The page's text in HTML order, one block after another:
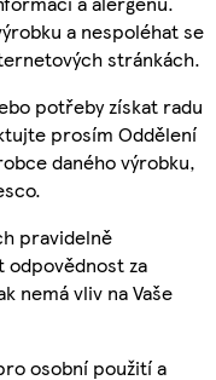
a nespoléhat se
stránkách.
potřeby získat radu
prosím Oddělení
daného výrobku,
pravidelně
odpovědnost za
nemá vliv na Vaše
osobní použití a